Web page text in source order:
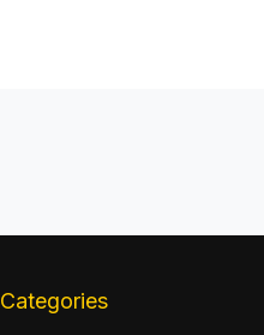
Categories